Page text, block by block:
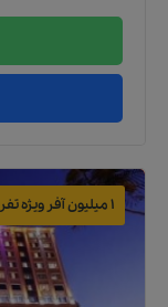
1 میلیون آفر ویژه تفریحات و شاتل رایگان